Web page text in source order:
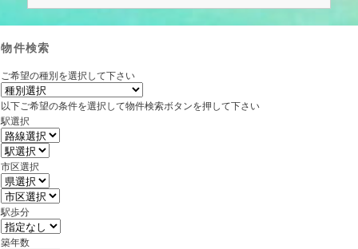
物件検索
ご希望の種別を選択して下さい
以下ご希望の条件を選択して物件検索ボタンを押して下さい
駅選択
市区選択
駅歩分
築年数